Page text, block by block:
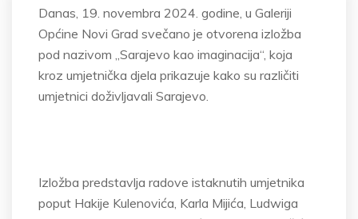
Danas, 19. novembra 2024. godine, u Galeriji
Općine Novi Grad svečano je otvorena izložba
pod nazivom „Sarajevo kao imaginacija“, koja
kroz umjetnička djela prikazuje kako su različiti
umjetnici doživljavali Sarajevo.
Izložba predstavlja radove istaknutih umjetnika
poput Hakije Kulenovića, Karla Mijića, Ludwiga